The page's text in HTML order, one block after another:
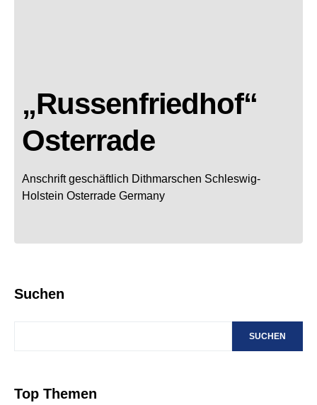
„Russenfriedhof“
Osterrade
Anschrift geschäftlich Dithmarschen Schleswig-
Holstein Osterrade Germany
Suchen
SUCHEN
Top Themen